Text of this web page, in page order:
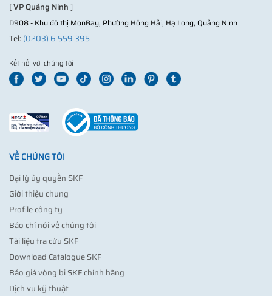
[VP Quảng Ninh]
D908 - Khu đô thị MonBay, Phường Hồng Hải, Hạ Long, Quảng Ninh
Tel: (0203) 6 559 395
Kết nối với chúng tôi
VỀ CHÚNG TÔI
Đại lý ủy quyền SKF
Giới thiệu chung
Profile công ty
Báo chí nói về chúng tôi
Tài liệu tra cứu SKF
Download Catalogue SKF
Báo giá vòng bi SKF chính hãng
Dịch vụ kỹ thuật